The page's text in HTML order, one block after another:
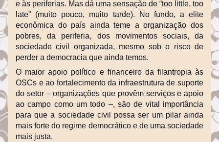
e às periferias. Mas dá uma sensação de “too little, too
late” (muito pouco, muito tarde). No fundo, a elite
econômica do país ainda teme a organização dos
pobres, da periferia, dos movimentos sociais, da
sociedade civil organizada, mesmo sob o risco de
perder a democracia que ainda temos.
O maior apoio político e financeiro da filantropia às
OSCs e ao fortalecimento da infraestrutura de suporte
do setor – organizações que provêm serviços e apoio
ao campo como um todo –, são de vital importância
para que a sociedade civil possa ser um pilar ainda
mais forte do regime democrático e de uma sociedade
mais justa.